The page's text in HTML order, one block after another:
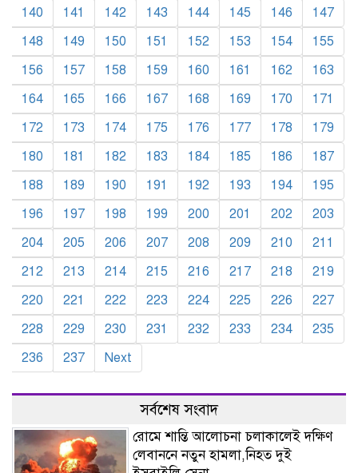
140
141 142 143 144 145 146
147
148
149 150 151 152 153 154
155
156
157 158 159 160 161 162
163
164
165 166 167 168 169 170
171
172
173 174 175 176 177 178
179
180
181 182 183 184 185 186
187
188
189 190 191 192 193 194
195
196
197 198 199 200 201 202
203
204
205 206 207 208 209 210
211
212
213 214 215 216 217 218
219
220
221 222 223 224 225 226
227
228
229 230 231 232 233 234
235
236
237 Next
সর্বশেষ সংবাদ
রোমে শান্তি আলোচনা চলাকালেই দক্ষিণ
লেবাননে নতুন হামলা,নিহত দুই